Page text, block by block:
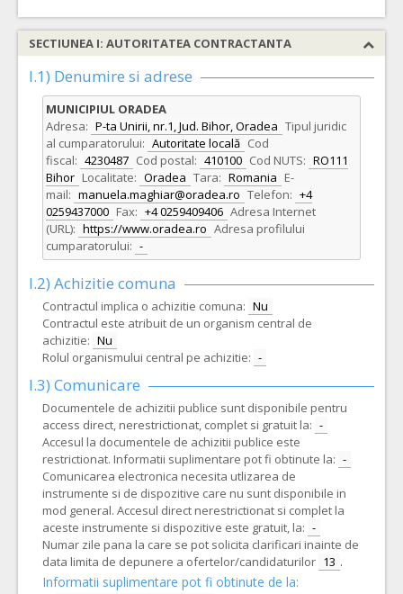
SECTIUNEA I: AUTORITATEA CONTRACTANTA
I.1) Denumire si adrese
MUNICIPIUL ORADEA
Adresa: P-ta Unirii, nr.1, Jud. Bihor, Oradea Tipul juridic
al cumparatorului: Autoritate locală Cod
fiscal: 4230487 Cod postal: 410100 Cod NUTS: RO111
Bihor Localitate: Oradea Tara: Romania E-
mail: manuela.maghiar@oradea.ro Telefon: +4
0259437000 Fax: +4 0259409406 Adresa Internet
(URL): https://www.oradea.ro Adresa profilului
cumparatorului: -
I.2) Achizitie comuna
Contractul implica o achizitie comuna: Nu
Contractul este atribuit de un organism central de
achizitie: Nu
Rolul organismului central pe achizitie: -
I.3) Comunicare
Documentele de achizitii publice sunt disponibile pentru
access direct, nerestrictionat, complet si gratuit la: -
Accesul la documentele de achizitii publice este
restrictionat. Informatii suplimentare pot fi obtinute la: -
Comunicarea electronica necesita utlizarea de
instrumente si de dispozitive care nu sunt disponibile in
mod general. Accesul direct nerestrictionat si complet la
aceste instrumente si dispozitive este gratuit, la: -
Numar zile pana la care se pot solicita clarificari inainte de
data limita de depunere a ofertelor/candidaturilor 13 .
Informatii suplimentare pot fi obtinute de la: